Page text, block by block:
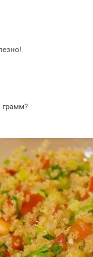
грамм?